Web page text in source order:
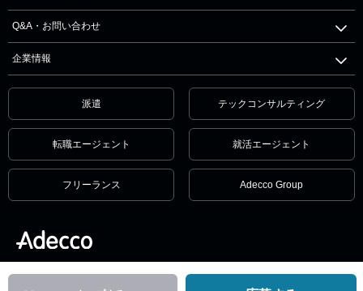
Q&A・お問い合わせ
企業情報
派遣 テックコンサルティング
転職エージェント 就活エージェント
フリーランス Adecco Group